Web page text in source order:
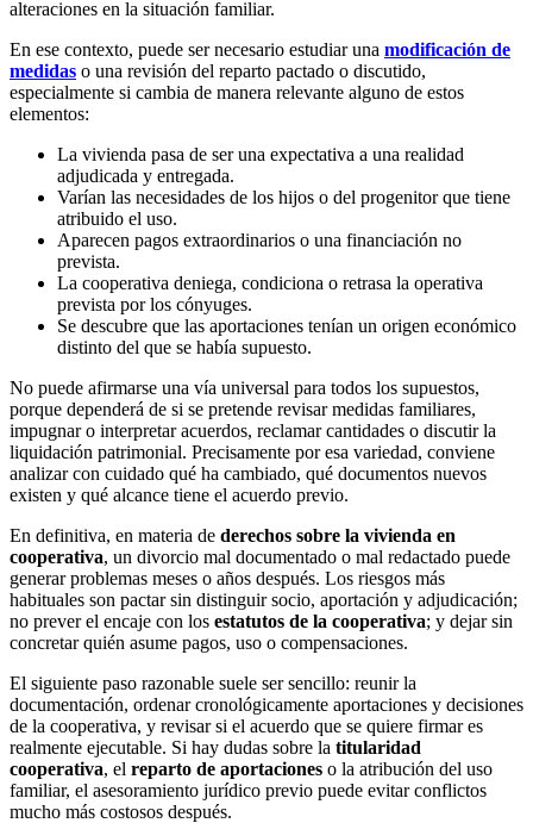
alteraciones en la situación familiar.
En ese contexto, puede ser necesario estudiar una modificación de
medidas o una revisión del reparto pactado o discutido,
especialmente si cambia de manera relevante alguno de estos
elementos:
La vivienda pasa de ser una expectativa a una realidad
adjudicada y entregada.
Varían las necesidades de los hijos o del progenitor que tiene
atribuido el uso.
Aparecen pagos extraordinarios o una financiación no
prevista.
La cooperativa deniega, condiciona o retrasa la operativa
prevista por los cónyuges.
Se descubre que las aportaciones tenían un origen económico
distinto del que se había supuesto.
No puede afirmarse una vía universal para todos los supuestos,
porque dependerá de si se pretende revisar medidas familiares,
impugnar o interpretar acuerdos, reclamar cantidades o discutir la
liquidación patrimonial. Precisamente por esa variedad, conviene
analizar con cuidado qué ha cambiado, qué documentos nuevos
existen y qué alcance tiene el acuerdo previo.
En definitiva, en materia de derechos sobre la vivienda en
cooperativa, un divorcio mal documentado o mal redactado puede
generar problemas meses o años después. Los riesgos más
habituales son pactar sin distinguir socio, aportación y adjudicación;
no prever el encaje con los estatutos de la cooperativa; y dejar sin
concretar quién asume pagos, uso o compensaciones.
El siguiente paso razonable suele ser sencillo: reunir la
documentación, ordenar cronológicamente aportaciones y decisiones
de la cooperativa, y revisar si el acuerdo que se quiere firmar es
realmente ejecutable. Si hay dudas sobre la titularidad
cooperativa, el reparto de aportaciones o la atribución del uso
familiar, el asesoramiento jurídico previo puede evitar conflictos
mucho más costosos después.